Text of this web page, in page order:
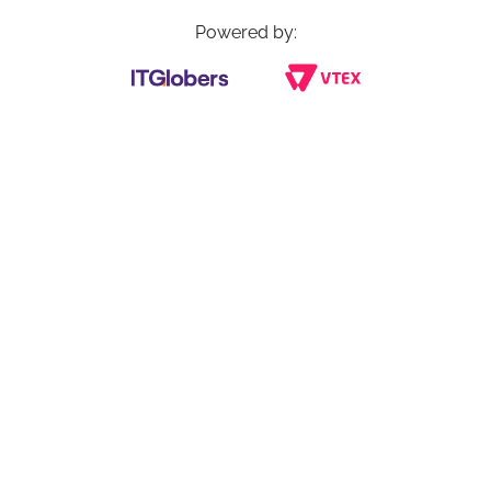
Powered by: